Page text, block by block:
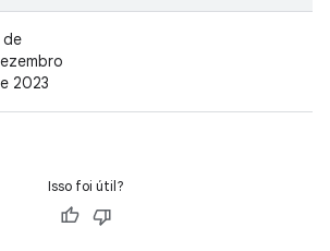
de
2023
Isso foi útil?